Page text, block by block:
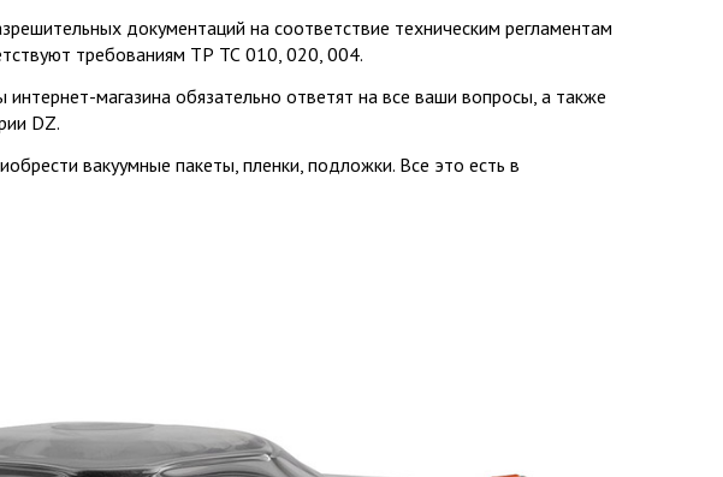
документаций на соответствие техническим регламентам
требованиям ТР ТС 010, 020, 004.
магазина обязательно ответят на все ваши вопросы, а также
DZ.
вакуумные пакеты, пленки, подложки. Все это есть в